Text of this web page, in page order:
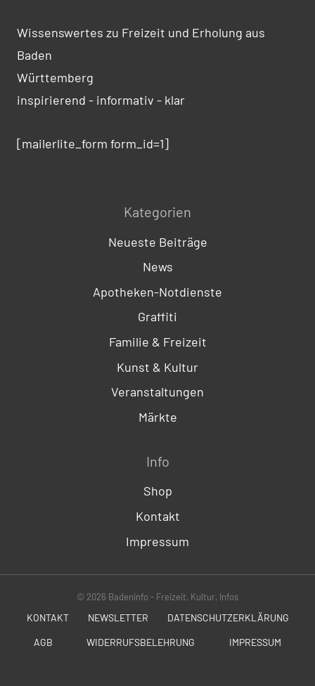
Wissenswertes zu Freizeit und Erholung aus
Baden
Württemberg
inspirierend - informativ - klar
[mailerlite_form form_id=1]
Kategorien
Neueste Beiträge
News
Apotheken-Notdienste
Graffiti
Familie & Freizeit
Kunst & Kultur
Veranstaltungen
Märkte
Info
Shop
Kontakt
Impressum
© 2026 Badeninfo - Freizeit, Kultur, Infos
KONTAKT NEWSLETTER DATENSCHUTZERKLÄRUNG
AGB WIDERRUFSBELEHRUNG IMPRESSUM